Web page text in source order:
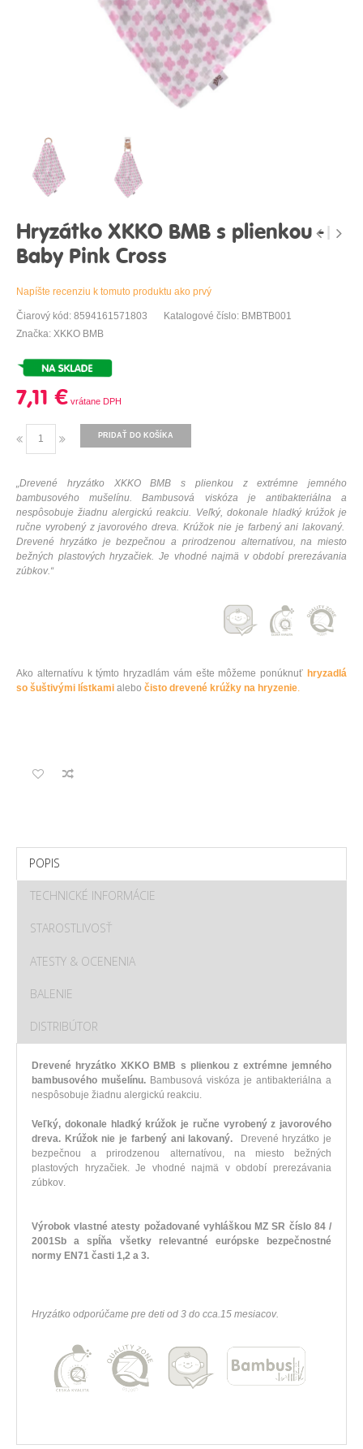
Hryzátko XKKO BMB s plienkou -
Baby Pink Cross
Napíšte recenziu k tomuto produktu ako prvý
Čiarový kód: 8594161571803
Katalogové číslo: BMBTB001
Značka: XKKO BMB
7,11 €
PRIDAŤ DO KOŠÍKA
„Drevené hryzátko XKKO BMB s plienkou z extrémne
jemného
bambusového
mušelínu. Bambusová viskóza je antibakteriálna
a
nespôsobuje žiadnu alergickú reakciu. Veľký, dokonale hladký krúžok je
ručne vyrobený z javorového dreva. Krúžok nie je farbený ani lakovaný.
Drevené hryzátko je bezpečnou a prirodzenou alternatívou, na miesto
bežných plastových hryzačiek. Je vhodné najmä v období prerezávania
zúbkov.“
Ako alternatívu k týmto hryzadlám vám ešte môžeme ponúknuť hryzadlá
so šuštivými lístkami alebo čisto drevené krúžky na hryzenie.
POPIS
TECHNICKÉ INFORMÁCIE
STAROSTLIVOSŤ
ATESTY & OCENENIA
BALENIE
DISTRIBÚTOR
Drevené hryzátko XKKO BMB s plienkouz extrémne jemného
bambusového mušelínu. Bambusová viskóza je antibakteriálna a
nespôsobuje žiadnu alergickú reakciu.
Veľký, dokonale hladký krúžok je ručne vyrobený z javorového
dreva. Krúžok nie je farbený ani lakovaný. Drevené hryzátko je
bezpečnou
a prirodzenou alternatívou, na miesto
bežných
plastových
hryzačiek. Je vhodné najmä v období
prerezávania
zúbkov.
Výrobok vlastné atesty požadované vyhláškou MZ SR číslo 84 /
2001Sb
a spĺňa všetky relevantné európske
bezpečnostné
normy EN71 časti 1,2 a 3.
Hryzátko odporúčame pre deti od 3 do cca.15 mesiacov.